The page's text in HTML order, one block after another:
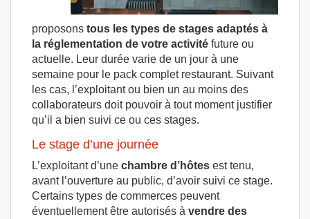
proposons tous les types de stages adaptés à
la réglementation de votre activité future ou
actuelle. Leur durée varie de un jour à une
semaine pour le pack complet restaurant. Suivant
les cas, l’exploitant ou bien un au moins des
collaborateurs doit pouvoir à tout moment justifier
qu’il a bien suivi ce ou ces stages.
Le stage d’une journée
L’exploitant d’une chambre d’hôtes est tenu,
avant l’ouverture au public, d’avoir suivi ce stage.
Certains types de commerces peuvent
éventuellement être autorisés à vendre des